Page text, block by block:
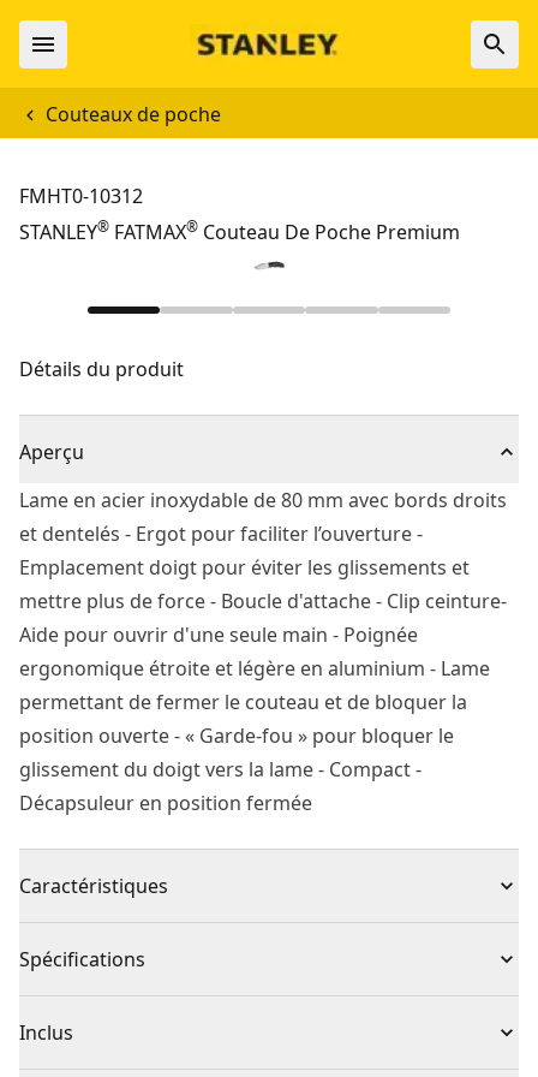
Couteaux de poche
FMHT0-10312
STANLEY® FATMAX® Couteau De Poche Premium
Détails du produit
Aperçu
Lame en acier inoxydable de 80 mm avec bords droits
et dentelés - Ergot pour faciliter l’ouverture -
Emplacement doigt pour éviter les glissements et
mettre plus de force - Boucle d'attache - Clip ceinture-
Aide pour ouvrir d'une seule main - Poignée
ergonomique étroite et légère en aluminium - Lame
permettant de fermer le couteau et de bloquer la
position ouverte - « Garde-fou » pour bloquer le
glissement du doigt vers la lame - Compact -
Décapsuleur en position fermée
Caractéristiques
FATMAX® conçu pour une utilisation intensive.
divers matériaux.
Spécifications
Type de produit Couteau de poche
Inclus